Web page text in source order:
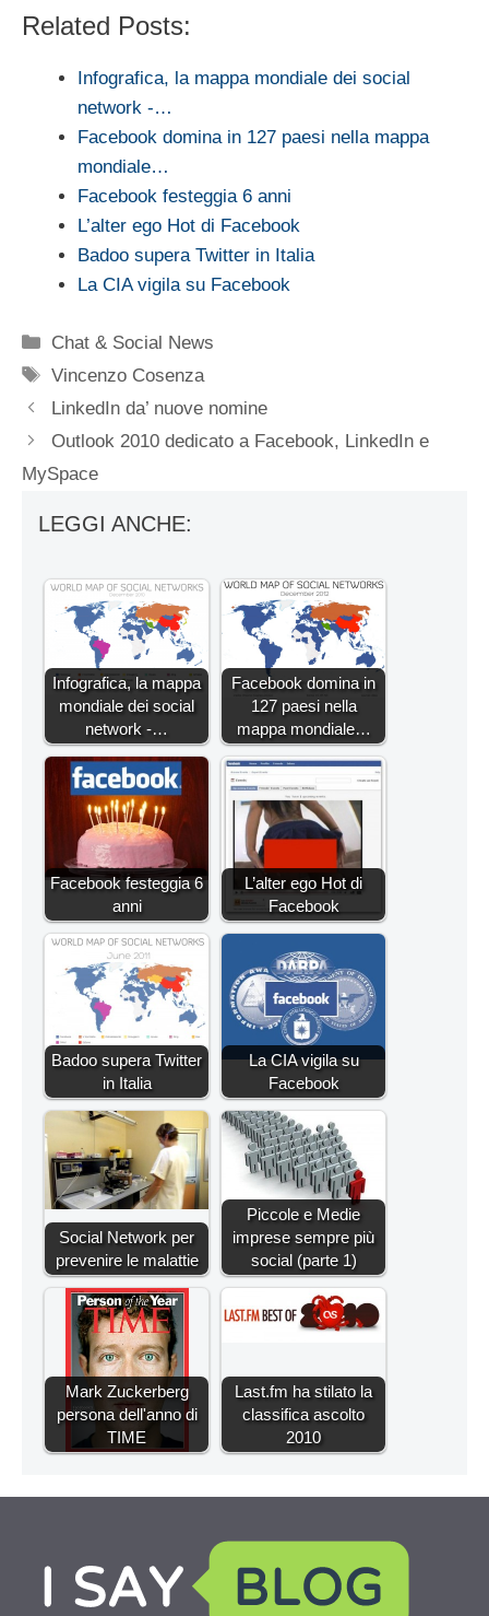
Related Posts:
Infografica, la mappa mondiale dei social
network -…
Facebook domina in 127 paesi nella mappa
mondiale…
Facebook festeggia 6 anni
L’alter ego Hot di Facebook
Badoo supera Twitter in Italia
La CIA vigila su Facebook
Categorie
Chat & Social News
Tag
Vincenzo Cosenza
LinkedIn da’ nuove nomine
Outlook 2010 dedicato a Facebook, LinkedIn e
MySpace
LEGGI ANCHE:
Infografica, la mappa
mondiale dei social
network -…
Facebook domina in
127 paesi nella
mappa mondiale…
Facebook festeggia 6
anni
L’alter ego Hot di
Facebook
Badoo supera Twitter
in Italia
La CIA vigila su
Facebook
Social Network per
prevenire le malattie
Piccole e Medie
imprese sempre più
social (parte 1)
Mark Zuckerberg
persona dell'anno di
TIME
Last.fm ha stilato la
classifica ascolto
2010